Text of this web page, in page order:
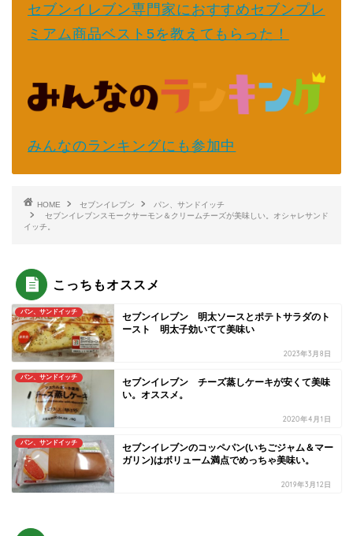
セブンイレブン専門家におすすめセブンプレ
ミアム商品ベスト5を教えてもらった！
みんなのランキングにも参加中
HOME セブンイレブン
パン、サンドイッチ
セブンイレブンスモークサーモン＆クリームチーズが美味しい。オシャレサンド
イッチ。
こっちもオススメ
パン、サンドイッチ
セブンイレブン 明太ソースとポテトサラダのト
ースト 明太子効いてて美味い
2023年3月8日
パン、サンドイッチ
セブンイレブン チーズ蒸しケーキが安くて美味
い。オススメ。
2020年4月1日
パン、サンドイッチ
セブンイレブンのコッペパン(いちごジャム＆マー
ガリン)はボリューム満点でめっちゃ美味い。
2019年3月12日